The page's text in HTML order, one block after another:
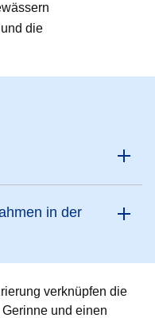
die
in der
verknüpfen die
und einen